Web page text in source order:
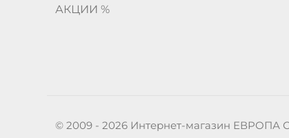
АКЦИИ %
© 2009 - 2026 Интернет-магазин ЕВРОПА